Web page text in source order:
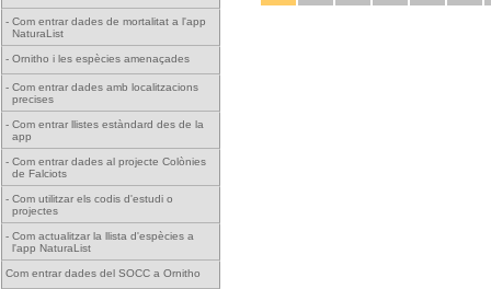
- Com entrar dades de mortalitat a l'app
NaturaList
- Ornitho i les espècies amenaçades
- Com entrar dades amb localitzacions
precises
- Com entrar llistes estàndard des de la
app
- Com entrar dades al projecte Colònies
de Falciots
- Com utilitzar els codis d'estudi o
projectes
- Com actualitzar la llista d'espècies a
l'app NaturaList
Com entrar dades del SOCC a Ornitho